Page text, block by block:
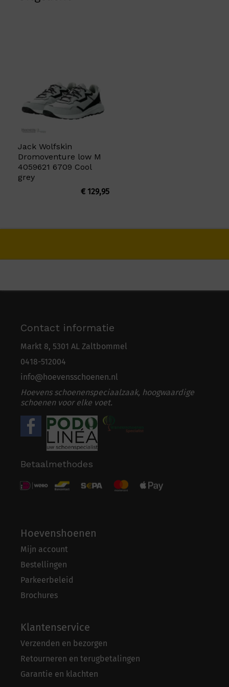
Jack Wolfskin
Dromoventure low M
4059621 6709 Cool
grey
€129,95
Contact informatie
Markt 8, 5301 AL Zaltbommel
0418-512004
info@hoevensschoenen.nl
Hoevens schoenenspeciaalzaak, hoogwaardige
schoenen voor elke voet.
Betaalmethodes
Hoevenshoenen
Mijn account
Bestellingen
Parkeerbeleid
Brochures
Klantenservice
Verzenden en bezorgen
Retourneren en terugbetalingen
Garantie en klachten